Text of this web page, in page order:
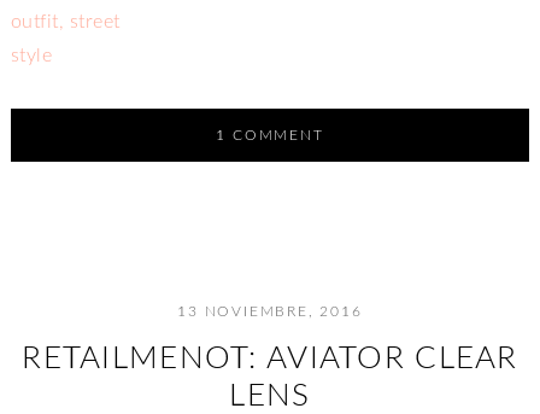
1 COMMENT
13 NOVIEMBRE, 2016
RETAILMENOT: AVIATOR CLEAR
LENS